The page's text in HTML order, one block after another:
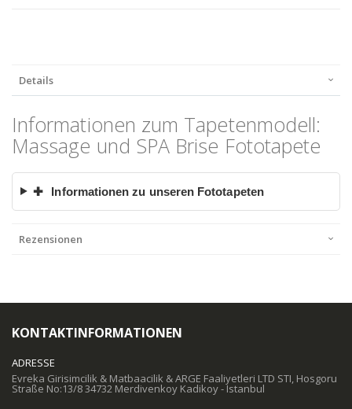
Details
Informationen zum Tapetenmodell:
Massage und SPA Brise Fototapete
✚ Informationen zu unseren Fototapeten
Rezensionen
KONTAKTINFORMATIONEN
ADRESSE
Evreka Girisimcilik & Matbaacilik & ARGE Faaliyetleri LTD STI, Hosgoru
Straße No:13/8 34732 Merdivenkoy Kadikoy - Istanbul